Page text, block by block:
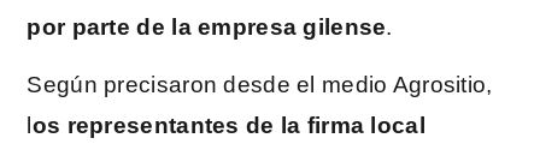
por parte de la empresa gilense.
Según precisaron desde el medio Agrositio,
os representantes de la firma local